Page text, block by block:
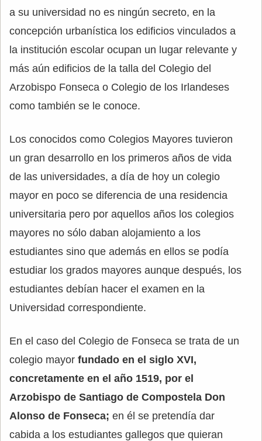
a su universidad no es ningún secreto, en la
concepción urbanística los edificios vinculados a
la institución escolar ocupan un lugar relevante y
más aún edificios de la talla del Colegio del
Arzobispo Fonseca o Colegio de los Irlandeses
como también se le conoce.
Los conocidos como Colegios Mayores tuvieron
un gran desarrollo en los primeros años de vida
de las universidades, a día de hoy un colegio
mayor en poco se diferencia de una residencia
universitaria pero por aquellos años los colegios
mayores no sólo daban alojamiento a los
estudiantes sino que además en ellos se podía
estudiar los grados mayores aunque después, los
estudiantes debían hacer el examen en la
Universidad correspondiente.
En el caso del Colegio de Fonseca se trata de un
colegio mayor fundado en el siglo XVI,
concretamente en el año 1519, por el
Arzobispo de Santiago de Compostela Don
Alonso de Fonseca; en él se pretendía dar
cabida a los estudiantes gallegos que quieran